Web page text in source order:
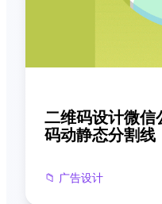
二维码设计微信
码动静态分割线
📁 广告设计